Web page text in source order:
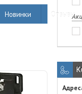
Новинки Отзывы